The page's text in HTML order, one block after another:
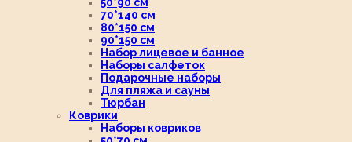
70*140 см
80*150 см
90*150 см
Набор лицевое и банное
Наборы салфеток
Подарочные наборы
Для пляжа и сауны
Тюрбан
Коврики
Наборы ковриков